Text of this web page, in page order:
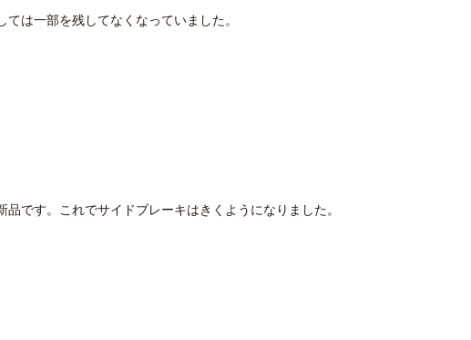
ては一部を残してなくなっていました。
品です。これでサイドブレーキはきくようになりました。